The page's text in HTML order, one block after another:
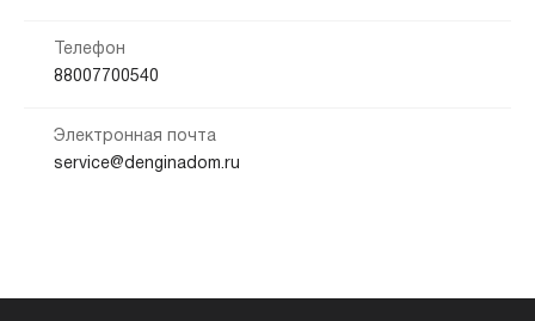
Телефон
88007700540
Электронная почта
service@denginadom.ru